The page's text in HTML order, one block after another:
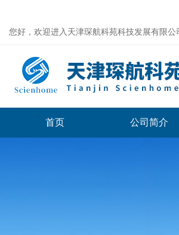
您好，欢迎进入天津琛航科苑科技发展有限公
首页 公司简介